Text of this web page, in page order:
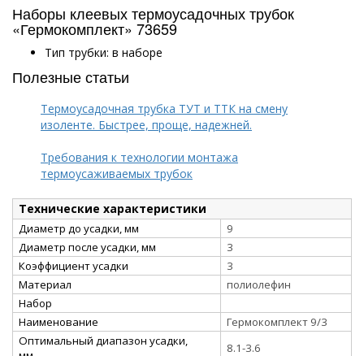
Наборы клеевых термоусадочных трубок
«Гермокомплект» 73659
Тип трубки: в наборе
Полезные статьи
Термоусадочная трубка ТУТ и ТТК на смену
изоленте. Быстрее, проще, надежней.
Требования к технологии монтажа
термоусаживаемых трубок
Технические характеристики
Диаметр до усадки, мм
9
Диаметр после усадки, мм
3
Коэффициент усадки
3
Материал
полиолефин
Набор
Наименование
Гермокомплект 9/3
Оптимальный диапазон усадки,
8.1-3.6